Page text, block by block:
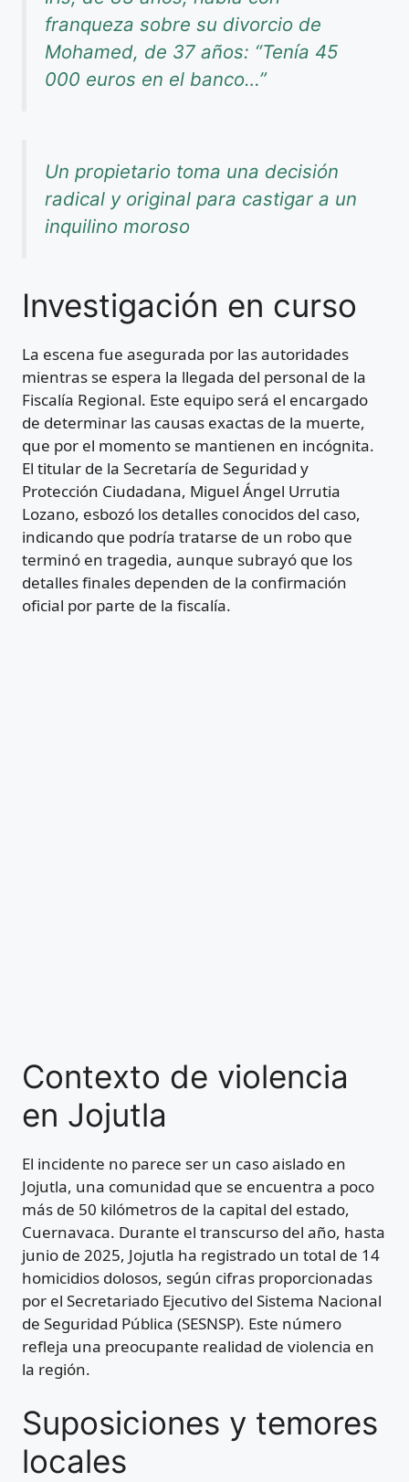
franqueza sobre su divorcio de
Mohamed, de 37 años: “Tenía 45
000 euros en el banco…”
Un propietario toma una decisión
radical y original para castigar a un
inquilino moroso
Investigación en curso
La escena fue asegurada por las autoridades
mientras se espera la llegada del personal de la
Fiscalía Regional. Este equipo será el encargado
de determinar las causas exactas de la muerte,
que por el momento se mantienen en incógnita.
El titular de la Secretaría de Seguridad y
Protección Ciudadana, Miguel Ángel Urrutia
Lozano, esbozó los detalles conocidos del caso,
indicando que podría tratarse de un robo que
terminó en tragedia, aunque subrayó que los
detalles finales dependen de la confirmación
oficial por parte de la fiscalía.
Contexto de violencia
en Jojutla
El incidente no parece ser un caso aislado en
Jojutla, una comunidad que se encuentra a poco
más de 50 kilómetros de la capital del estado,
Cuernavaca. Durante el transcurso del año, hasta
junio de 2025, Jojutla ha registrado un total de 14
homicidios dolosos, según cifras proporcionadas
por el Secretariado Ejecutivo del Sistema Nacional
de Seguridad Pública (SESNSP). Este número
refleja una preocupante realidad de violencia en
la región.
Suposiciones y temores
locales